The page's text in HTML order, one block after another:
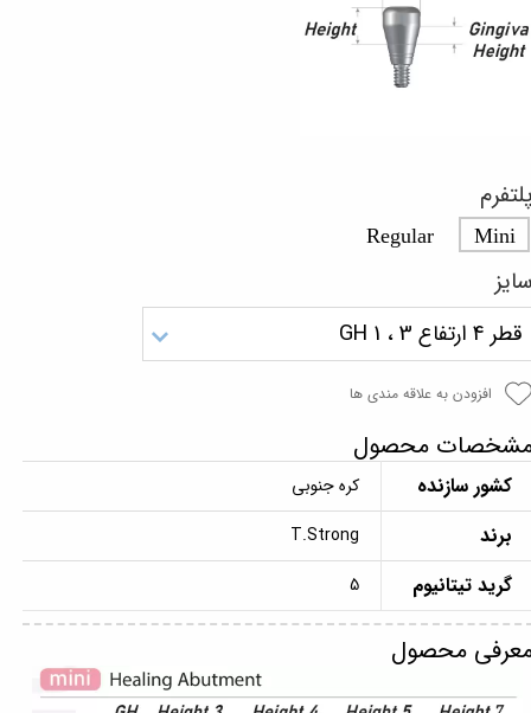
Mini
Regular
قطر 4 ارتفاع 3 ، GH 1
افزودن به علاقه مندی ها
محصول
کشور سازنده کره جنوبی
برند T.Strong
گرید تیتانیوم 5
محصول